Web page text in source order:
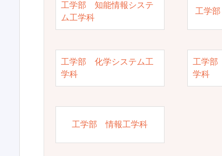
工学部 知能情報システ
ム工学科
工学
工学部 化学システム工
学科
工学部
学科
工学部 情報工学科